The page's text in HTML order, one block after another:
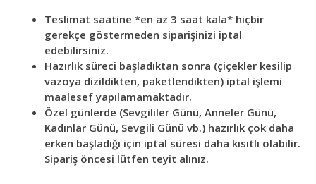
Teslimat saatine *en az 3 saat kala* hiçbir
gerekçe göstermeden siparişinizi iptal
edebilirsiniz.
Hazırlık süreci başladıktan sonra (çiçekler kesilip
vazoya dizildikten, paketlendikten) iptal işlemi
maalesef yapılamamaktadır.
Özel günlerde (Sevgililer Günü, Anneler Günü,
Kadınlar Günü, Sevgili Günü vb.) hazırlık çok daha
erken başladığı için iptal süresi daha kısıtlı olabilir.
Sipariş öncesi lütfen teyit alınız.